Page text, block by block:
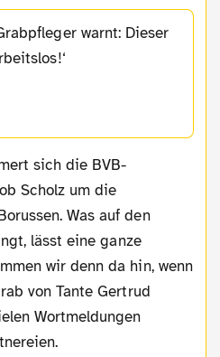
warnt: Dieser
Scholz um die
Was auf den
lässt eine ganze
wir denn da hin, wenn
von Tante Gertrud
Wortmeldungen